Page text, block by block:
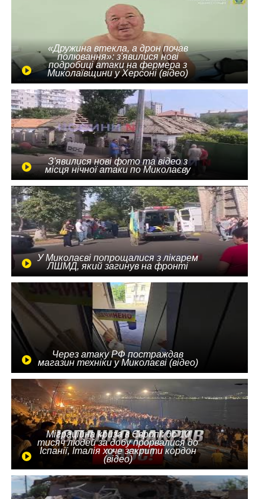
«Дружина втекла, а дрон почав
полювання»: з'явилися нові
подробиці атаки на фермера з
Миколаївщини у Херсоні (відео)
З'явилися нові фото та відео з
місця нічної атаки по Миколаєву
У Миколаєві попрощалися з лікарем
ЛШМД, який загинув на фронті
Через атаку РФ постраждав
магазин техніки у Миколаєві (відео)
Міграційна криза в Європі: до 10
тисяч людей за добу прорвалися до
Іспанії, Італія хоче закрити кордон
(відео)